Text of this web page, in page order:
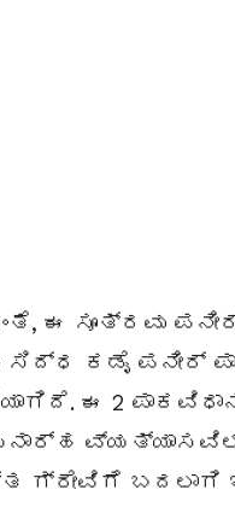
ಈ ಸೂತ್ರವು
ಕಡೈ ಪನೀರ್
ಈ 2
ಗ್ರೇವಿಗೆ